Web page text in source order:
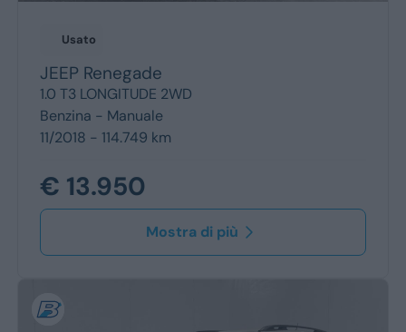
Usato
JEEP Renegade
1.0 T3 LONGITUDE 2WD
Benzina - Manuale
11/2018 - 114.749 km
€ 13.950
Mostra di più